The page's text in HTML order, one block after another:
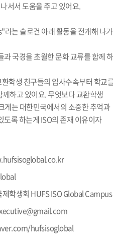
서서 도움을 주고 있어요.
는 슬로건 아래 활동을 전개해 나
과 국경을 초월한 문화 교류를 함께
학생 친구들의 입사수속부터 학교
하고 있어요. 무엇보다 교환학생
게는 대한민국에서의 소중한 추억과
도록 하는게 ISO의 존재 이유이자
제학생회 HUFS ISO Global Campus
hufsisoglobal